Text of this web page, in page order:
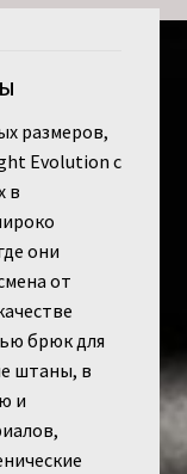
размеров,
Evolution с
в
они
от
брюк для
штаны, в
и